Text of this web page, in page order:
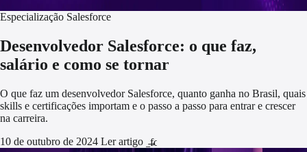
Especialização Salesforce
Desenvolvedor Salesforce: o que faz,
salário e como se tornar
O que faz um desenvolvedor Salesforce, quanto ganha no Brasil, quais
skills e certificações importam e o passo a passo para entrar e crescer
na carreira.
10 de outubro de 2024 Ler artigo
arrow_forward